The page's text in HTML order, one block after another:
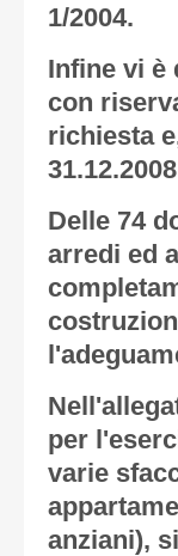
1/2004.
Infine vi è
con
richiesta
Delle 74
arredi ed
Nell'
per
varie
anziani),